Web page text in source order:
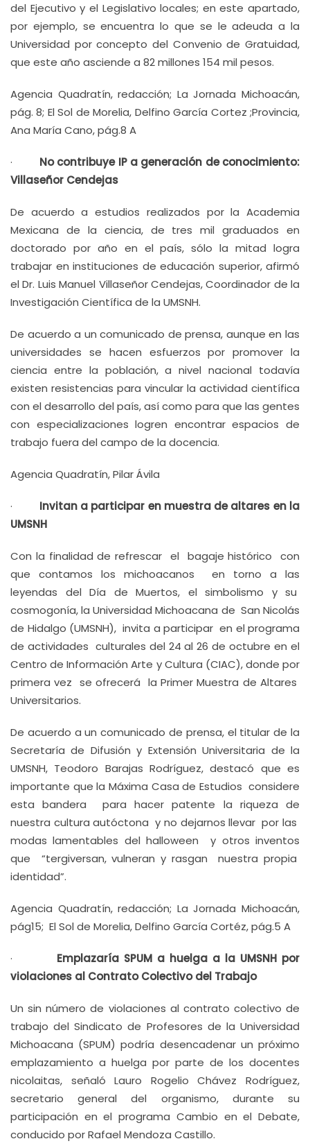
del Ejecutivo y el Legislativo locales; en este apartado,
por ejemplo, se encuentra lo que se le adeuda a la
Universidad por concepto del Convenio de Gratuidad,
que este año asciende a 82 millones 154 mil pesos.
Agencia Quadratín, redacción; La Jornada Michoacán,
pág. 8; El Sol de Morelia, Delfino García Cortez ;Provincia,
Ana María Cano, pág.8 A
· No contribuye IP a generación de conocimiento:
Villaseñor Cendejas
De acuerdo a estudios realizados por la Academia
Mexicana de la ciencia, de tres mil graduados en
doctorado por año en el país, sólo la mitad logra
trabajar en instituciones de educación superior, afirmó
el Dr. Luis Manuel Villaseñor Cendejas, Coordinador de la
Investigación Científica de la UMSNH.
De acuerdo a un comunicado de prensa, aunque en las
universidades se hacen esfuerzos por promover la
ciencia entre la población, a nivel nacional todavía
existen resistencias para vincular la actividad científica
con el desarrollo del país, así como para que las gentes
con especializaciones logren encontrar espacios de
trabajo fuera del campo de la docencia.
Agencia Quadratín, Pilar Ávila
· Invitan a participar en muestra de altares en la
UMSNH
Con la finalidad de refrescar el bagaje histórico con
que contamos los michoacanos en torno a las
leyendas del Día de Muertos, el simbolismo y su
cosmogonía, la Universidad Michoacana de San Nicolás
de Hidalgo (UMSNH), invita a participar en el programa
de actividades culturales del 24 al 26 de octubre en el
Centro de Información Arte y Cultura (CIAC), donde por
primera vez se ofrecerá la Primer Muestra de Altares
Universitarios.
De acuerdo a un comunicado de prensa, el titular de la
Secretaría de Difusión y Extensión Universitaria de la
UMSNH, Teodoro Barajas Rodríguez, destacó que es
importante que la Máxima Casa de Estudios considere
esta bandera para hacer patente la riqueza de
nuestra cultura autóctona y no dejarnos llevar por las
modas lamentables del halloween y otros inventos
que “tergiversan, vulneran y rasgan nuestra propia
identidad”.
Agencia Quadratín, redacción; La Jornada Michoacán,
pág15; El Sol de Morelia, Delfino García Cortéz, pág.5 A
· Emplazaría SPUM a huelga a la UMSNH por
violaciones al Contrato Colectivo del Trabajo
Un sin número de violaciones al contrato colectivo de
trabajo del Sindicato de Profesores de la Universidad
Michoacana (SPUM) podría desencadenar un próximo
emplazamiento a huelga por parte de los docentes
nicolaitas, señaló Lauro Rogelio Chávez Rodríguez,
secretario general del organismo, durante su
participación en el programa Cambio en el Debate,
conducido por Rafael Mendoza Castillo.